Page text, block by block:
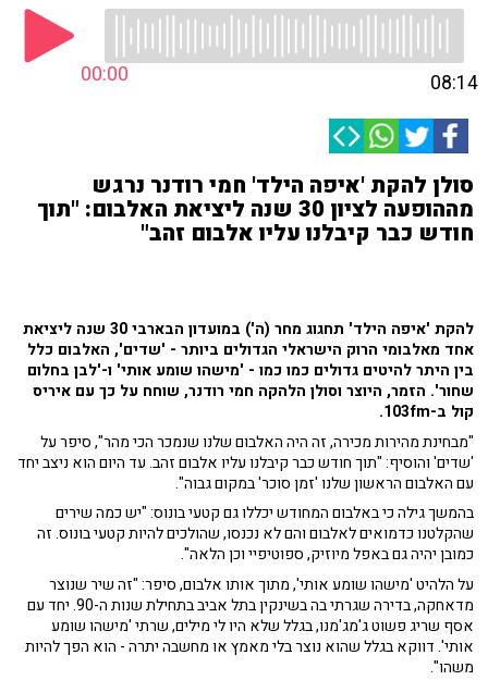
00:00 08:14
סולן להקת 'איפה הילד' חמי רודנר נרגש
מההופעה לציון 30 שנה ליציאת האלבום: "תוך
חודש כבר קיבלנו עליו אלבום זהב"
להקת 'איפה הילד' תחגוג מחר (ה') במועדון הבארבי 30 שנה ליציאת
אחד מאלבומי הרוק הישראלי הגדולים ביותר - 'שדים', האלבום כלל
בין היתר להיטים גדולים כמו כמו - 'מישהו שומע אותי' ו-'לבן בחלום
שחור'. הזמר, היוצר וסולן הלהקה חמי רודנר, שוחח על כך עם איריס
קול ב-103fm.
"מבחינת מהירות מכירה, זה היה האלבום שלנו שנמכר הכי מהר", סיפר על
'שדים' והוסיף: "תוך חודש כבר קיבלנו עליו אלבום זהב. עד היום הוא ניצב יחד
עם האלבום הראשון שלנו 'זמן סוכר' במקום גבוה".
בהמשך גילה כי באלבום המחודש יכללו גם קטעי בונוס: "יש כמה שירים
שהקלטנו כדמואים לאלבום והם לא נכנסו, שהולכים להיות קטעי בונוס. זה
כמובן יהיה גם באפל מיוזיק, ספוטיפיי וכן הלאה".
על הלהיט 'מישהו שומע אותי', מתוך אותו אלבום, סיפר: "זה שיר שנוצר
מדאחקה, בדירה שגרתי בה בשינקין בתל אביב בתחילת שנות ה-90. יחד עם
אסף שריג פשוט ג'מג'מנו, בגלל שלא היו לי מילים, שרתי 'מישהו שומע
אותי'. דווקא בגלל שהוא נוצר בלי מאמץ או מחשבה יתרה - הוא הפך להיות
משהו".